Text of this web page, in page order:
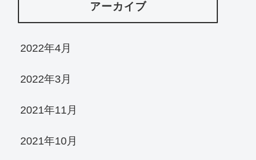
アーカイブ
2022年4月
2022年3月
2021年11月
2021年10月